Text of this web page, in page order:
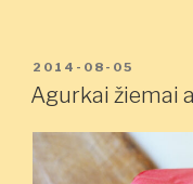
PASKELBTA
2014-08-05
Agurkai žiemai